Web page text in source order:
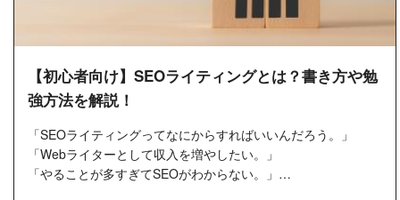
【初心者向け】SEOライティングとは？書き方や勉
強方法を解説！
「SEOライティングってなにからすればいいんだろう。」
「Webライターとして収入を増やしたい。」
「やることが多すぎてSEOがわからない。」